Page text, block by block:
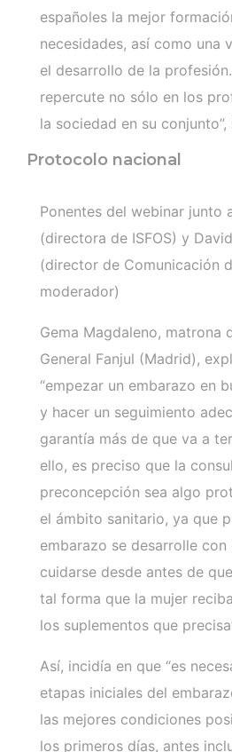
españoles la mejor
necesidades, así como una
el desarrollo de la
repercute no sólo en los
la sociedad en su conjunto”,
Protocolo nacional
Ponentes del webinar junto
(directora de ISFOS) y
(director de Comunicación
moderador)
Gema Magdaleno, matrona
General Fanjul (Madrid),
“empezar un embarazo en
y hacer un seguimiento
garantía más de que va a
ello, es preciso que la
preconcepción sea algo
el ámbito sanitario, ya que
embarazo se desarrolle con
cuidarse desde antes de
tal forma que la mujer
los suplementos que
Así, incidía en que “es
etapas iniciales del
las mejores condiciones
los primeros días, antes